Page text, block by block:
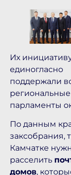
Их
единогласно
поддержали
региональные
парламенты
По данным
заксобрания,
Камчатке
расселить
домов,